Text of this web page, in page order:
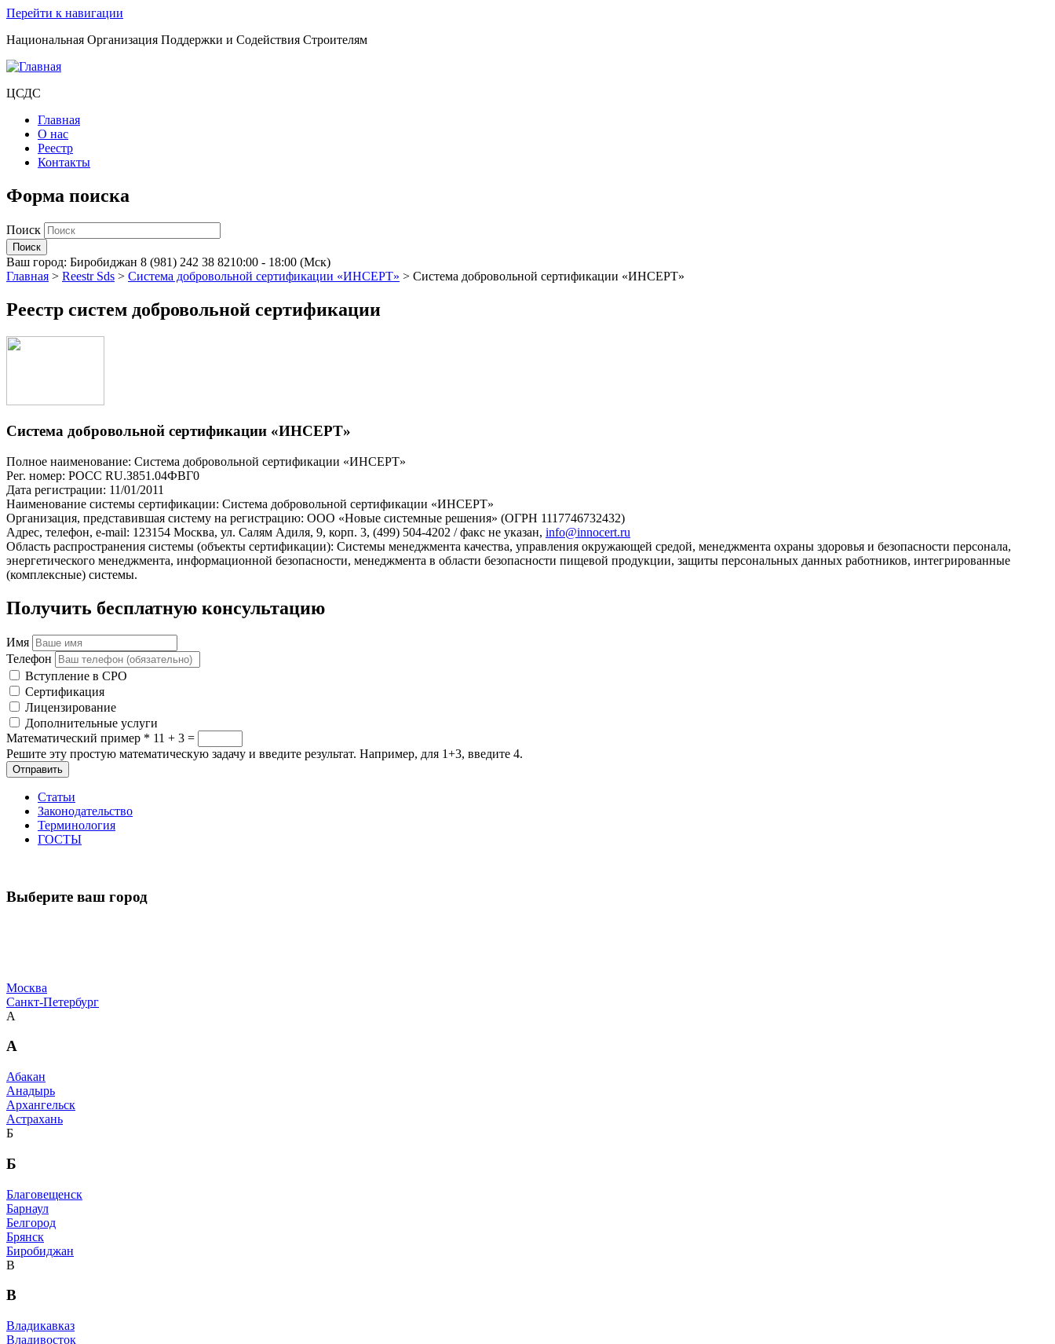
Перейти к навигации
Национальная Организация Поддержки и Содействия Строителям
ЦСДС
Главная
О нас
Реестр
Контакты
Форма поиска
Поиск
Ваш город: Биробиджан 8 (981) 242 38 8210:00 - 18:00 (Мск)
Главная > Reestr Sds > Система добровольной сертификации «ИНСЕРТ» > Система добровольной сертификации «ИНСЕРТ»
Реестр систем добровольной сертификации
Система добровольной сертификации «ИНСЕРТ»
Полное наименование: Система добровольной сертификации «ИНСЕРТ»
Рег. номер: РОСС RU.З851.04ФВГ0
Дата регистрации: 11/01/2011
Наименование системы сертификации: Система добровольной сертификации «ИНСЕРТ»
Организация, представившая систему на регистрацию: ООО «Новые системные решения» (ОГРН 1117746732432)
Адрес, телефон, e-mail: 123154 Москва, ул. Салям Адиля, 9, корп. 3, (499) 504-4202 / факс не указан, info@innocert.ru
Область распространения системы (объекты сертификации): Системы менеджмента качества, управления окружающей средой, менеджмента охраны здоровья и безопасности персонала,
энергетического менеджмента, информационной безопасности, менеджмента в области безопасности пищевой продукции, защиты персональных данных работников, интегрированные
(комплексные) системы.
Получить бесплатную консультацию
Имя
Телефон
Вступление в СРО
Сертификация
Лицензирование
Дополнительные услуги
Математический пример * 11 + 3 =
Решите эту простую математическую задачу и введите результат. Например, для 1+3, введите 4.
Отправить
Статьи
Законодательство
Терминология
ГОСТЫ
Выберите ваш город
Москва
Санкт-Петербург
А
А
Абакан
Анадырь
Архангельск
Астрахань
Б
Б
Благовещенск
Барнаул
Белгород
Брянск
Биробиджан
В
В
Владикавказ
Владивосток